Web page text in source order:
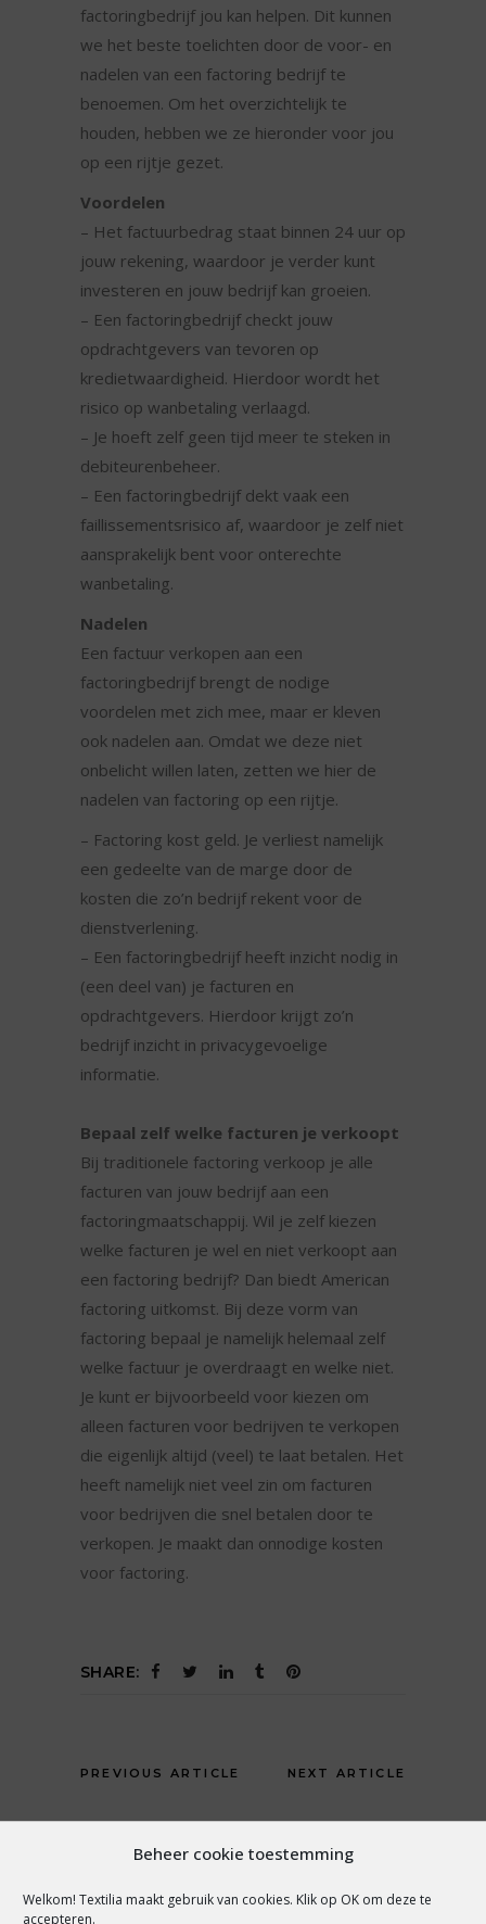
Beheer cookie toestemming
Welkom! Textilia maakt gebruik van cookies. Klik op OK om deze te
accepteren.
factoringbedrijf jou kan helpen. Dit kunnen
we het beste toelichten door de voor- en
nadelen van een factoring bedrijf te
benoemen. Om het overzichtelijk te
houden, hebben we ze hieronder voor jou
op een rijtje gezet.
Voordelen
– Het factuurbedrag staat binnen 24 uur op
jouw rekening, waardoor je verder kunt
investeren en jouw bedrijf kan groeien.
– Een factoringbedrijf checkt jouw
opdrachtgevers van tevoren op
kredietwaardigheid. Hierdoor wordt het
risico op wanbetaling verlaagd.
– Je hoeft zelf geen tijd meer te steken in
debiteurenbeheer.
– Een factoringbedrijf dekt vaak een
faillissementsrisico af, waardoor je zelf niet
aansprakelijk bent voor onterechte
wanbetaling.
Nadelen
Een factuur verkopen aan een
factoringbedrijf brengt de nodige
voordelen met zich mee, maar er kleven
ook nadelen aan. Omdat we deze niet
onbelicht willen laten, zetten we hier de
nadelen van factoring op een rijtje.
– Factoring kost geld. Je verliest namelijk
een gedeelte van de marge door de
kosten die zo’n bedrijf rekent voor de
dienstverlening.
– Een factoringbedrijf heeft inzicht nodig in
(een deel van) je facturen en
opdrachtgevers. Hierdoor krijgt zo’n
bedrijf inzicht in privacygevoelige
informatie.
Bepaal zelf welke facturen je verkoopt
Bij traditionele factoring verkoop je alle
facturen van jouw bedrijf aan een
factoringmaatschappij. Wil je zelf kiezen
welke facturen je wel en niet verkoopt aan
een factoring bedrijf? Dan biedt American
factoring uitkomst. Bij deze vorm van
factoring bepaal je namelijk helemaal zelf
welke factuur je overdraagt en welke niet.
Je kunt er bijvoorbeeld voor kiezen om
alleen facturen voor bedrijven te verkopen
die eigenlijk altijd (veel) te laat betalen. Het
heeft namelijk niet veel zin om facturen
voor bedrijven die snel betalen door te
verkopen. Je maakt dan onnodige kosten
voor factoring.
SHARE:
PREVIOUS ARTICLE NEXT ARTICLE
YOU MAY ALSO LIKE